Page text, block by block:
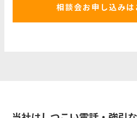
相談会お申し込みは